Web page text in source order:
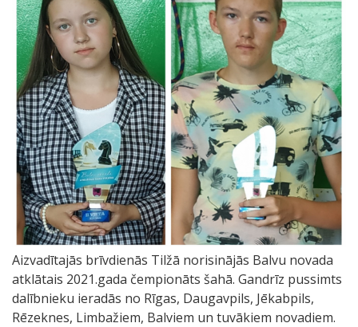
Aizvadītajās brīvdienās Tilžā norisinājās Balvu novada
atklātais 2021.gada čempionāts šahā. Gandrīz pussimts
dalībnieku ieradās no Rīgas, Daugavpils, Jēkabpils,
Rēzeknes, Limbažiem, Balviem un tuvākiem novadiem.